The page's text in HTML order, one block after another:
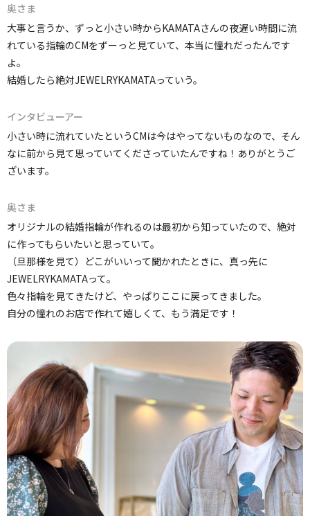
奥さま
大事と言うか、ずっと小さい時からKAMATAさんの夜遅い時間に流
れている指輪のCMをずーっと見ていて、本当に憧れだったんです
よ。
結婚したら絶対JEWELRYKAMATAっていう。
インタビューアー
小さい時に流れていたというCMは今はやってないものなので、そん
なに前から見て思っていてくださっていたんですね！ありがとうご
ざいます。
奥さま
オリジナルの結婚指輪が作れるのは最初から知っていたので、絶対
に作ってもらいたいと思っていて。
（旦那様を見て）どこがいいって聞かれたときに、真っ先に
JEWELRYKAMATAって。
色々指輪を見てきたけど、やっぱりここに戻ってきました。
自分の憧れのお店で作れて嬉しくて、もう満足です！